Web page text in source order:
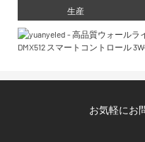
生産
お気軽にお